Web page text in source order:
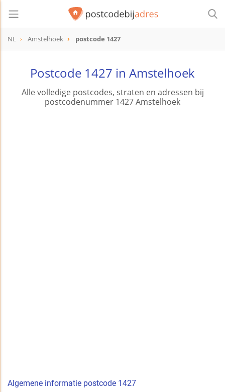
NL Amstelhoek postcode 1427
Postcode 1427 in Amstelhoek
Alle volledige postcodes, straten en adressen bij
postcodenummer 1427 Amstelhoek
Algemene informatie postcode 1427